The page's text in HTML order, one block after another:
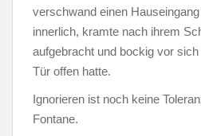
verschwand einen
innerlich, kramte nach ihrem
aufgebracht und bockig vor
Tür offen hatte.
Ignorieren ist noch keine
Fontane.